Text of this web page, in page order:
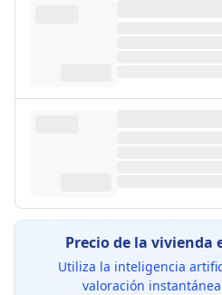
Precio de la vivienda
Utiliza la inteligencia
valoración